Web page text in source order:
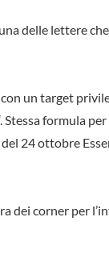
delle lettere
un target
Stessa formula
24 ottobre
dei corner per